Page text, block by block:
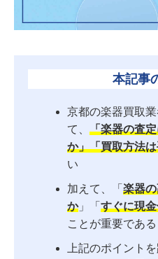
本記事
京都の楽器買取
て、 「楽器の査
か」「買取方法
い
加えて、「 楽器
か」「 すぐに現
ことが重要である
上記のポイント